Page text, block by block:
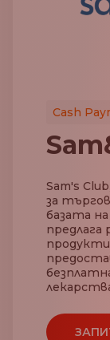
Cash
Sam's
за
базата
предлага
продукти